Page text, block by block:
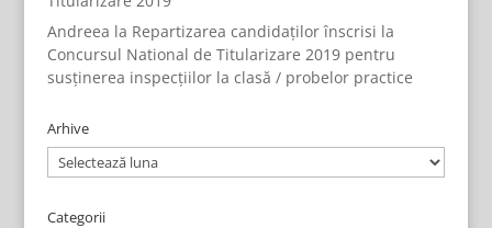
Andreea la Repartizarea candidaților înscrisi la
Concursul National de Titularizare 2019 pentru
susținerea inspecțiilor la clasă / probelor practice
Arhive
Arhive
Categorii